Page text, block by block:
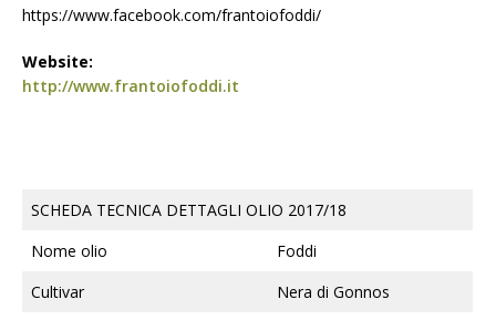
https://www.facebook.com/frantoiofoddi/
Website:
http://www.frantoiofoddi.it
SCHEDA TECNICA DETTAGLI OLIO 2017/18
Nome olio
Foddi
Cultivar
Nera di Gonnos